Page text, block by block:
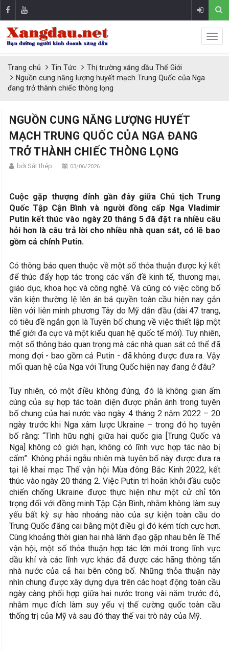
Trang chủ Tin Tức
Thị trường xăng dầu Thế Giới
Nguồn cung năng lượng huyết mạch Trung Quốc của Nga
đang trở thành chiếc thòng lọng
NGUỒN CUNG NĂNG LƯỢNG HUYẾT
MẠCH TRUNG QUỐC CỦA NGA ĐANG
TRỞ THÀNH CHIẾC THÒNG LỌNG
bởi Sắt thép 03/06/2026
Cuộc gặp thượng đỉnh gần đây giữa Chủ tịch Trung
Quốc Tập Cận Bình và người đồng cấp Nga Vladimir
Putin kết thúc vào ngày 20 tháng 5 đã đặt ra nhiều câu
hỏi hơn là câu trả lời cho nhiều nhà quan sát, có lẽ bao
gồm cả chính Putin.
Có thông báo quen thuộc về một số thỏa thuận được ký kết
để thúc đẩy hợp tác trong các vấn đề kinh tế, thương mại,
giáo dục, khoa học và công nghệ. Và cũng có việc công bố
văn kiện thường lệ lên án bá quyền toàn cầu hiện nay gắn
liền với liên minh phương Tây do Mỹ dẫn đầu (dài 47 trang,
có tiêu đề ngắn gọn là Tuyên bố chung về việc thiết lập một
thế giới đa cực và một kiểu quan hệ quốc tế mới). Tuy nhiên,
một số thông báo quan trọng mà các nhà quan sát có thể đã
mong đợi - bao gồm cả Putin - đã không được đưa ra. Vậy
mối quan hệ của Nga với Trung Quốc hiện nay đang ở đâu?
Tuy nhiên, có một điều không đúng, đó là không gian ấm
cúng của sự hợp tác toàn diện được phản ánh trong tuyên
bố chung của hai nước vào ngày 4 tháng 2 năm 2022 – 20
ngày trước khi Nga xâm lược Ukraine – trong đó họ tuyên
bố rằng: “Tình hữu nghị giữa hai quốc gia [Trung Quốc và
Nga] không có giới hạn, không có lĩnh vực hợp tác nào bị
cấm”. Không phải ngẫu nhiên mà tuyên bố này được đưa ra
tại lễ khai mạc Thế vận hội Mùa đông Bắc Kinh 2022, kết
thúc vào ngày 20 tháng 2. Việc Putin trì hoãn khởi đầu cuộc
chiến chống Ukraine được thực hiện như một cử chỉ tôn
trọng đối với đồng minh Tập Cận Bình, nhằm không làm suy
yếu bất kỳ sự hào nhoáng nào của sự kiện toàn cầu do
Trung Quốc đăng cai bằng một điều gì đó kém tích cực hơn.
Cùng khoảng thời gian hai nhà lãnh đạo gặp nhau bên lề Thế
vận hội, một số thỏa thuận hợp tác lớn mới trong lĩnh vực
dầu khí và các lĩnh vực khác đã được các hãng thông tấn
nhà nước của cả hai bên công bố. Những thỏa thuận này
nhìn chung được xây dựng dựa trên các hoạt động toàn cầu
ngày càng phối hợp giữa hai nước trong vài năm trước đó,
nhằm mục đích làm suy yếu vị thế cường quốc toàn cầu
thống trị của Mỹ và sau đó thay thế vai trò này của Mỹ.